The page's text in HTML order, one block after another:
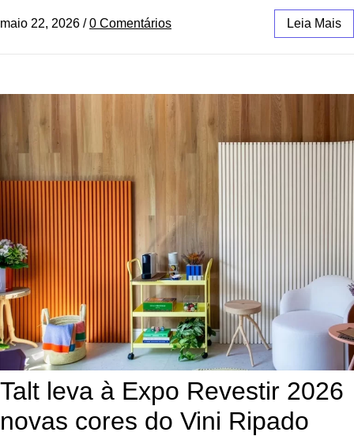
maio 22, 2026 / 0 Comentários Leia Mais
Talt leva à Expo Revestir 2026
novas cores do Vini Ripado